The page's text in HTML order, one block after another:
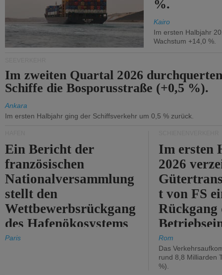
%.
Kairo
Im ersten Halbjahr
Wachstum +14,0 %.
Im zweiten Quartal 2026
Schiffe die Bosporusstraße (+0,5 %).
Ankara
Im ersten Halbjahr ging der Schiffsverkehr um 0,5 % zurück.
Ein Bericht der
französischen
Nationalversammlung
stellt den
Wettbewerbsrückgang
des Hafenökosystems
des Staates fest.
Paris
Im ersten
2026
t von FS
Rückgang
um 2,7 %.
Rom
Das
rund 8,8 Milliarden
%).